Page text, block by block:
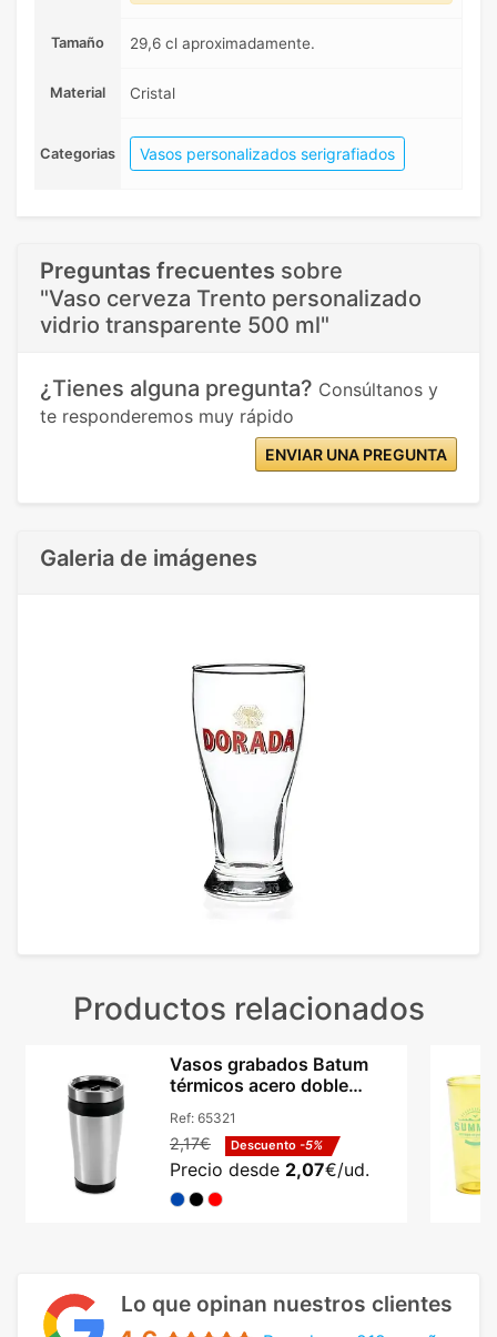
Tamaño 29,6 cl aproximadamente.
Material Cristal
Categorias Vasos personalizados serigrafiados
Preguntas frecuentes sobre
"Vaso cerveza Trento personalizado
vidrio transparente 500 ml"
¿Tienes alguna pregunta? Consúltanos y
te responderemos muy rápido
ENVIAR UNA PREGUNTA
Galeria de imágenes
Productos relacionados
Vasos grabados Batum
térmicos acero doble
Ref: 65321
2,17€ Descuento -5%
Precio desde 2,07€/ud.
Lo que opinan nuestros clientes